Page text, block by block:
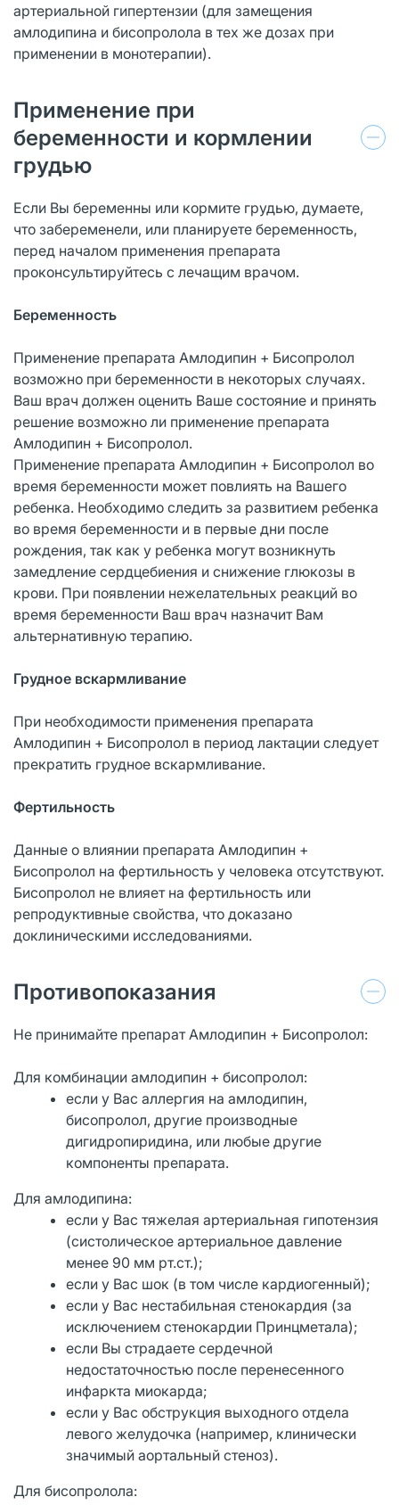
артериальной гипертензии (для замещения
амлодипина и бисопролола в тех же дозах при
применении в монотерапии).
Применение при
беременности и кормлении
грудью
Если Вы беременны или кормите грудью, думаете,
что забеременели, или планируете беременность,
перед началом применения препарата
проконсультируйтесь с лечащим врачом.
Беременность
Применение препарата Амлодипин + Бисопролол
возможно при беременности в некоторых случаях.
Ваш врач должен оценить Ваше состояние и принять
решение возможно ли применение препарата
Амлодипин + Бисопролол.
Применение препарата Амлодипин + Бисопролол во
время беременности может повлиять на Вашего
ребенка. Необходимо следить за развитием ребенка
во время беременности и в первые дни после
рождения, так как у ребенка могут возникнуть
замедление сердцебиения и снижение глюкозы в
крови. При появлении нежелательных реакций во
время беременности Ваш врач назначит Вам
альтернативную терапию.
Грудное вскармливание
При необходимости применения препарата
Амлодипин + Бисопролол в период лактации следует
прекратить грудное вскармливание.
Фертильность
Данные о влиянии препарата Амлодипин +
Бисопролол на фертильность у человека отсутствуют.
Бисопролол не влияет на фертильность или
репродуктивные свойства, что доказано
доклиническими исследованиями.
Противопоказания
Не принимайте препарат Амлодипин + Бисопролол:
Для комбинации амлодипин + бисопролол:
если у Вас аллергия на амлодипин,
бисопролол, другие производные
дигидропиридина, или любые другие
компоненты препарата.
Для амлодипина:
если у Вас тяжелая артериальная гипотензия
(систолическое артериальное давление
менее 90 мм рт.ст.);
если у Вас шок (в том числе кардиогенный);
если у Вас нестабильная стенокардия (за
исключением стенокардии Принцметала);
если Вы страдаете сердечной
недостаточностью после перенесенного
инфаркта миокарда;
если у Вас обструкция выходного отдела
левого желудочка (например, клинически
значимый аортальный стеноз).
Для бисопролола: